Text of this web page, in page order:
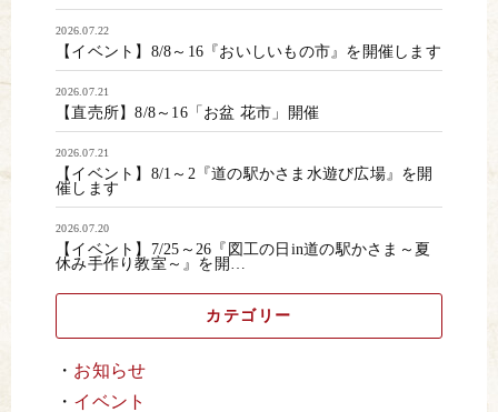
2026.07.22
【イベント】8/8～16『おいしいもの市』を開催します
2026.07.21
【直売所】8/8～16「お盆 花市」開催
2026.07.21
【イベント】8/1～2『道の駅かさま水遊び広場』を開
催します
2026.07.20
【イベント】7/25～26『図工の日in道の駅かさま～夏
休み手作り教室～』を開…
カテゴリー
お知らせ
イベント